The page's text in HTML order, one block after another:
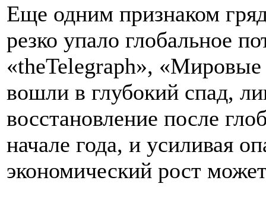
Еще одним признаком
резко упало глобальное
«theTelegraph», «Мировые
вошли в глубокий спад,
восстановление после
начале года, и усиливая
экономический рост